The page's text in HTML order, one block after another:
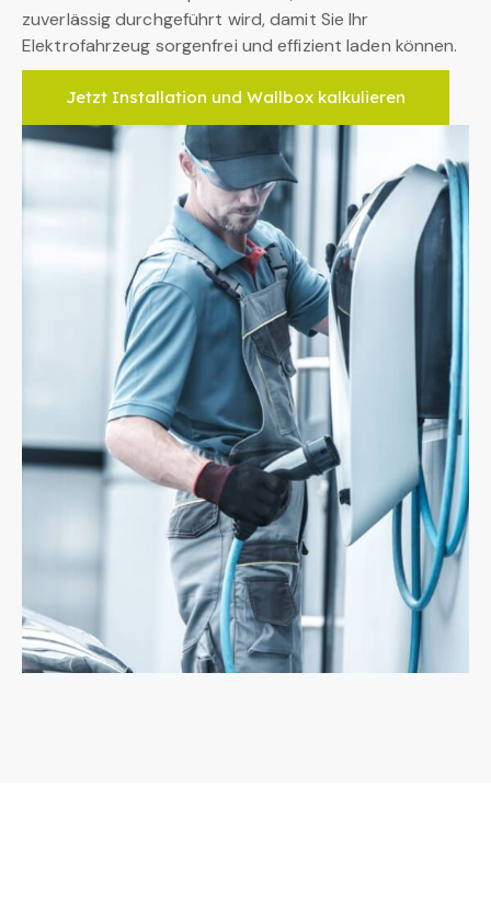
zuverlässig durchgeführt wird, damit Sie Ihr
Elektrofahrzeug sorgenfrei und effizient laden können.
Jetzt Installation und Wallbox kalkulieren